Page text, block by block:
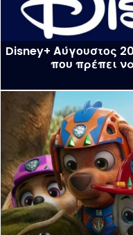
Disney+ Αύγουστος
που πρέπει